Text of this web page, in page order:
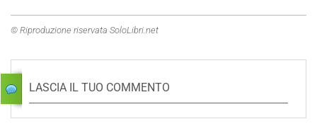
© Riproduzione riservata SoloLibri.net
LASCIA IL TUO COMMENTO